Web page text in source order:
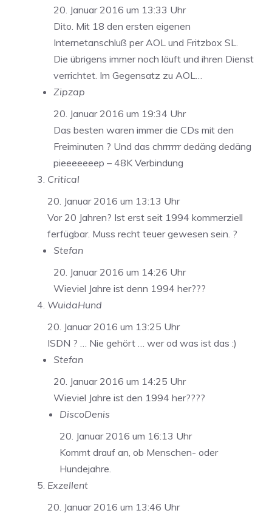
20. Januar 2016 um 13:33 Uhr
Dito. Mit 18 den ersten eigenen
Internetanschluß per AOL und Fritzbox SL.
Die übrigens immer noch läuft und ihren Dienst
verrichtet. Im Gegensatz zu AOL…
Zipzap
20. Januar 2016 um 19:34 Uhr
Das besten waren immer die CDs mit den
Freiminuten ? Und das chrrrrrr dedäng dedäng
pieeeeeeep – 48K Verbindung
Critical
20. Januar 2016 um 13:13 Uhr
Vor 20 Jahren? Ist erst seit 1994 kommerziell
ferfügbar. Muss recht teuer gewesen sein. ?
Stefan
20. Januar 2016 um 14:26 Uhr
Wieviel Jahre ist denn 1994 her???
WuidaHund
20. Januar 2016 um 13:25 Uhr
ISDN ? … Nie gehört … wer od was ist das :)
Stefan
20. Januar 2016 um 14:25 Uhr
Wieviel Jahre ist den 1994 her????
DiscoDenis
20. Januar 2016 um 16:13 Uhr
Kommt drauf an, ob Menschen- oder
Hundejahre.
Exzellent
20. Januar 2016 um 13:46 Uhr